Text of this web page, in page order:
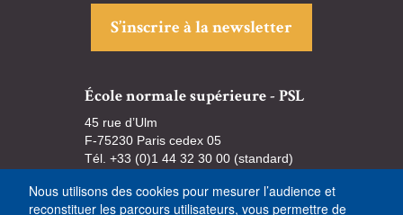
S’inscrire à la newsletter
École normale supérieure - PSL
45 rue d’Ulm
F-75230 Paris cedex 05
Tél. +33 (0)1 44 32 30 00 (standard)
Nous utilisons des cookies pour mesurer l’audience et
reconstituer les parcours utilisateurs, vous permettre de